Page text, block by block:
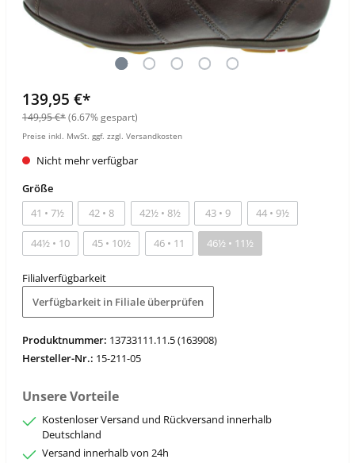
139,95 €*
149,95 €*(6.67% gespart)
Preise inkl. MwSt. ggf. zzgl. Versandkosten
Nicht mehr verfügbar
Größe
41 • 7½
42 • 8 42½ • 8½ 43 • 9 44 • 9½
44½ • 10 45 • 10½ 46 • 11 46½ • 11½
Filialverfügbarkeit
Verfügbarkeit in Filiale überprüfen
Produktnummer: 13733111.11.5 (163908)
Hersteller-Nr.: 15-211-05
Unsere Vorteile
Kostenloser Versand und Rückversand innerhalb
Deutschland
Versand innerhalb von 24h